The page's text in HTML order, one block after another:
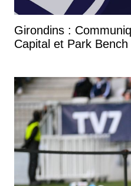
Girondins :
Capital et Park Bench